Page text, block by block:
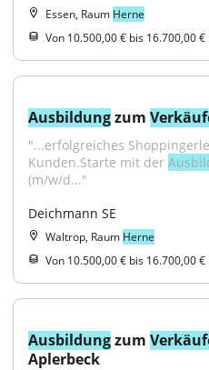
Essen, Raum Herne
Von 10.500,00 € bis 16.700,00 €
Ausbildung zum
"...erfolgreiches
Kunden.Starte mit der
(m/w/d..."
Deichmann SE
Waltrop, Raum Herne
Von 10.500,00 € bis 16.700,00 €
Ausbildung zum
Aplerbeck